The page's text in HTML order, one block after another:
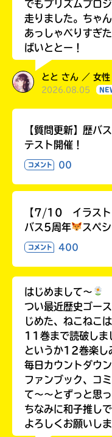
でもプリズムプロ
走りました。ちゃ
あっしゃべりすぎた
ばいととー！
とと さん ／ 女
2026.08.05
【質問更新】歴
テスト開催！
コメント 00
【7/10 イラスト
バス5周年
スペ
コメント 400
はじめまして〜
つい最近歴史ゴー
じめた、ねこねこ
11巻まで読破しま
というか12巻楽し
毎日カウントダウ
ファンブック、コ
て〜〜とずっと思
ちなみに和子推し
よろしくお願いし